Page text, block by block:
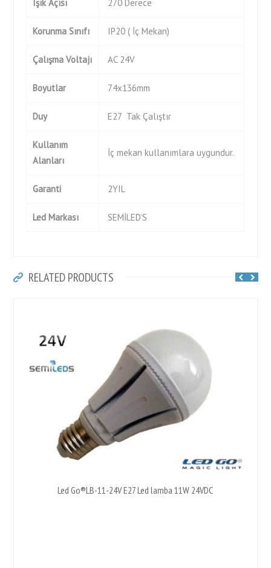
Işık Açısı 270 Derece
Korunma Sınıfı IP20 ( İç Mekan)
Çalışma Voltajı AC 24V
Boyutlar 74x136mm
Duy E27 Tak Çalıştır
Kullanım
Alanları
İç mekan kullanımlara uygundur.
Garanti 2YIL
Led Markası SEMİLED’S
RELATED PRODUCTS
Led Go®LB-11-24V E27 Led lamba 11W 24VDC